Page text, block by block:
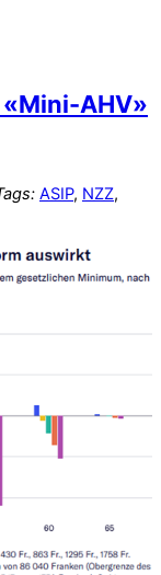
«Mini-AHV»
ASIP, NZZ,